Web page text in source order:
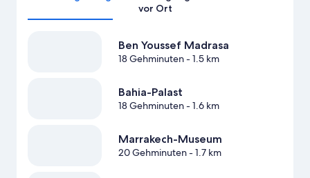
vor Ort
Ben Youssef Madrasa
18 Gehminuten- 1.5 km
Bahia-Palast
18 Gehminuten- 1.6 km
Marrakech-Museum
20 Gehminuten- 1.7 km